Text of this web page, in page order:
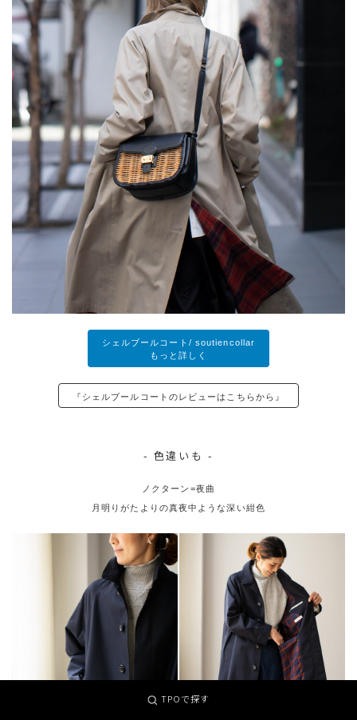
シェルブールコート/ soutiencollar
もっと詳しく
『シェルブールコートのレビューはこちらから』
- 色違いも -
ノクターン=夜曲
月明りがたよりの真夜中ような深い紺色
TPOで探す